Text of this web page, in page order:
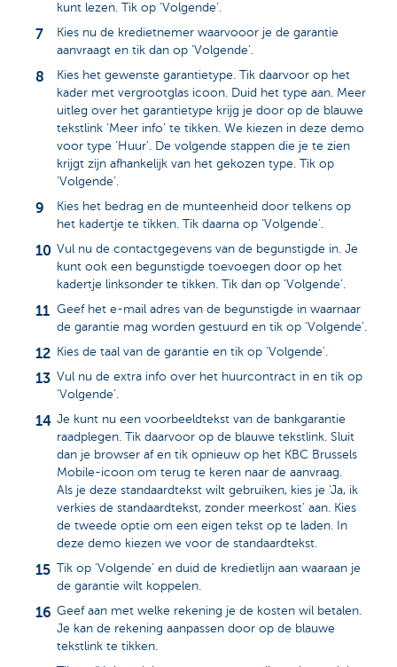
kunt lezen. Tik op ‘Volgende’.
Kies nu de kredietnemer waarvooor je de garantie
aanvraagt en tik dan op ‘Volgende’.
Kies het gewenste garantietype. Tik daarvoor op het
kader met vergrootglas icoon. Duid het type aan. Meer
uitleg over het garantietype krijg je door op de blauwe
tekstlink ‘Meer info’ te tikken. We kiezen in deze demo
voor type ‘Huur’. De volgende stappen die je te zien
krijgt zijn afhankelijk van het gekozen type. Tik op
‘Volgende’.
Kies het bedrag en de munteenheid door telkens op
het kadertje te tikken. Tik daarna op ‘Volgende’.
Vul nu de contactgegevens van de begunstigde in. Je
kunt ook een begunstigde toevoegen door op het
kadertje linksonder te tikken. Tik dan op ‘Volgende’.
Geef het e-mail adres van de begunstigde in waarnaar
de garantie mag worden gestuurd en tik op ‘Volgende’.
Kies de taal van de garantie en tik op ‘Volgende’.
Vul nu de extra info over het huurcontract in en tik op
‘Volgende’.
Je kunt nu een voorbeeldtekst van de bankgarantie
raadplegen. Tik daarvoor op de blauwe tekstlink. Sluit
dan je browser af en tik opnieuw op het KBC Brussels
Mobile-icoon om terug te keren naar de aanvraag.
Als je deze standaardtekst wilt gebruiken, kies je ‘Ja, ik
verkies de standaardtekst, zonder meerkost’ aan. Kies
de tweede optie om een eigen tekst op te laden. In
deze demo kiezen we voor de standaardtekst.
Tik op ‘Volgende’ en duid de kredietlijn aan waaraan je
de garantie wilt koppelen.
Geef aan met welke rekening je de kosten wil betalen.
Je kan de rekening aanpassen door op de blauwe
tekstlink te tikken.